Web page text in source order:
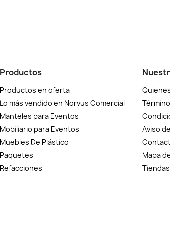
Productos
Productos en oferta
Lo más vendido en Norvus Comercial
Manteles para Eventos
Mobiliario para Eventos
Muebles De Plástico
Paquetes
Refacciones
Aviso
Mapa
Tiendas